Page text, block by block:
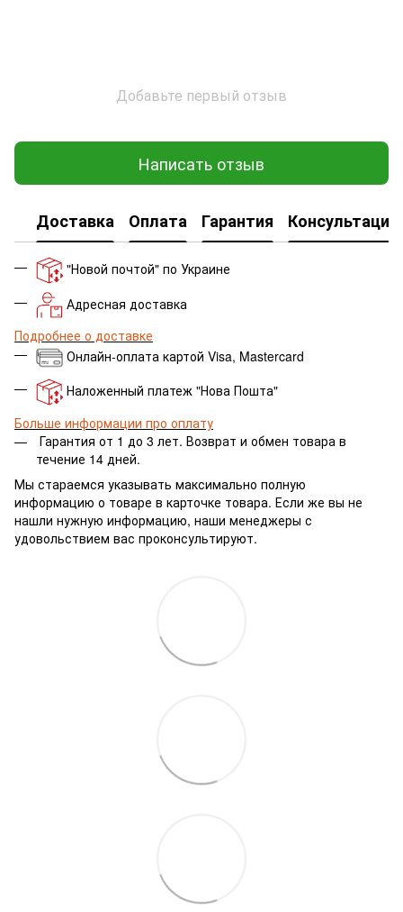
Добавьте первый отзыв
Написать отзыв
Доставка Оплата Гарантия Консультация
"Новой почтой" по Украине
Адресная доставка
Подробнее о доставке
Онлайн-оплата картой Visa, Mastercard
Наложенный платеж "Нова Пошта"
Больше информации про оплату
Гарантия от 1 до 3 лет. Возврат и обмен товара в
течение 14 дней.
Мы стараемся указывать максимально полную
информацию о товаре в карточке товара. Если же вы не
нашли нужную информацию, наши менеджеры с
удовольствием вас проконсультируют.